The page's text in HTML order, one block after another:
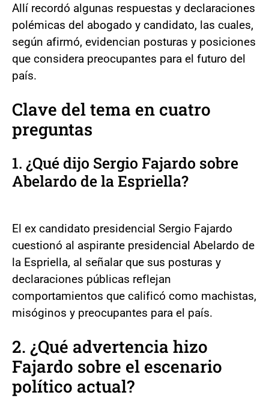
Allí recordó algunas respuestas y declaraciones
polémicas del abogado y candidato, las cuales,
según afirmó, evidencian posturas y posiciones
que considera preocupantes para el futuro del
país.
Clave del tema en cuatro
preguntas
1. ¿Qué dijo Sergio Fajardo sobre
Abelardo de la Espriella?
El ex candidato presidencial Sergio Fajardo
cuestionó al aspirante presidencial Abelardo de
la Espriella, al señalar que sus posturas y
declaraciones públicas reflejan
comportamientos que calificó como machistas,
misóginos y preocupantes para el país.
2. ¿Qué advertencia hizo
Fajardo sobre el escenario
político actual?